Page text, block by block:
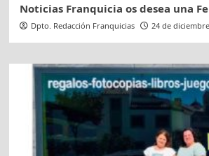
Noticias Franquicia os desea una
Dpto. Redacción Franquicias 24 de